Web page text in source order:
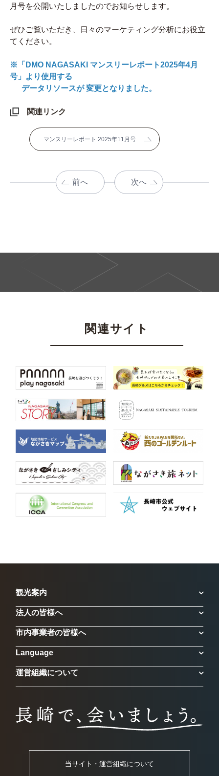
月号を公開いたしましたのでお知らせします。
ぜひご覧いただき、日々のマーケティング分析にお役立
てください。
※「DMO NAGASAKI マンスリーレポート2025年4月
号」より使用する
データリソースが 変更となりました。
関連リンク
マンスリーレポート 2025年11月号
前へ 次へ
関連サイト
観光案内
法人の皆様へ
市内事業者の皆様へ
Language
運営組織について
当サイト・運営組織について